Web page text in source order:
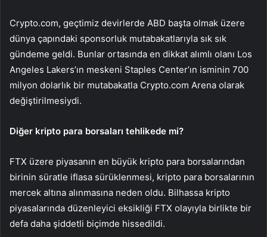
Crypto.com, geçtimiz devirlerde ABD başta olmak üzere
dünya çapındaki sponsorluk mutabakatlarıyla sık sık
gündeme geldi. Bunlar ortasında en dikkat alımlı olanı Los
Angeles Lakers’ın meskeni Staples Center’ın isminin 700
milyon dolarlık bir mutabakatla Crypto.com Arena olarak
değiştirilmesiydi.
Diğer kripto para borsaları tehlikede mi?
FTX üzere piyasanın en büyük kripto para borsalarından
birinin süratle iflasa sürüklenmesi, kripto para borsalarının
mercek altına alınmasına neden oldu. Bilhassa kripto
piyasalarında düzenleyici eksikliği FTX olayıyla birlikte bir
defa daha şiddetli biçimde hissedildi.